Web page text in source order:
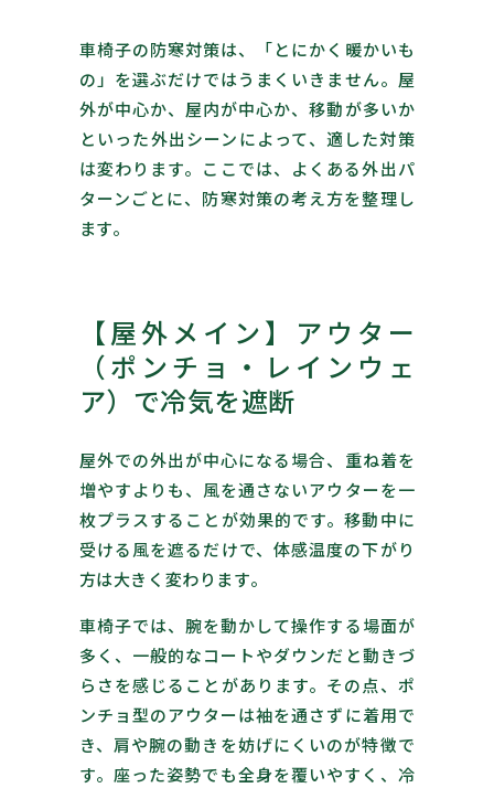
車椅子の防寒対策は、「とにかく暖かいも
の」を選ぶだけではうまくいきません。屋
外が中心か、屋内が中心か、移動が多いか
といった外出シーンによって、適した対策
は変わります。ここでは、よくある外出パ
ターンごとに、防寒対策の考え方を整理し
ます。
【屋外メイン】アウター
（ポンチョ・レインウェ
ア）で冷気を遮断
屋外での外出が中心になる場合、重ね着を
増やすよりも、風を通さないアウターを一
枚プラスすることが効果的です。移動中に
受ける風を遮るだけで、体感温度の下がり
方は大きく変わります。
車椅子では、腕を動かして操作する場面が
多く、一般的なコートやダウンだと動きづ
らさを感じることがあります。その点、ポ
ンチョ型のアウターは袖を通さずに着用で
き、肩や腕の動きを妨げにくいのが特徴で
す。座った姿勢でも全身を覆いやすく、冷